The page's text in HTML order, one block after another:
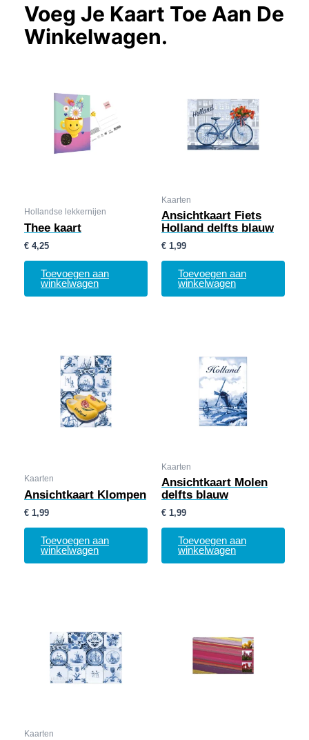
Voeg Je Kaart Toe Aan De
Winkelwagen.
Hollandse lekkernijen
Thee kaart
€ 4,25
Toevoegen aan
winkelwagen
Kaarten
Ansichtkaart Fiets
Holland delfts blauw
€ 1,99
Toevoegen aan
winkelwagen
Kaarten
Ansichtkaart Klompen
€ 1,99
Toevoegen aan
winkelwagen
Kaarten
Ansichtkaart Molen
delfts blauw
€ 1,99
Toevoegen aan
winkelwagen
Kaarten